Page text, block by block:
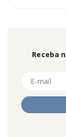
Receba